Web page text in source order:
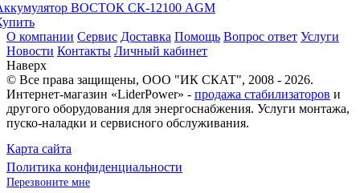
ВОСТОК СК-12100 AGM
О компании Сервис Доставка Помощь Вопрос ответ Услуги
Новости Контакты Личный кабинет
Наверх
© Все права защищены, ООО "ИК СКАТ", 2008 - 2026.
Интернет-магазин «LiderPower» - продажа стабилизаторов и
другого оборудования для энергоснабжения. Услуги монтажа,
пуско-наладки и сервисного обслуживания.
Карта сайта
Политика конфиденциальности
Перезвоните мне